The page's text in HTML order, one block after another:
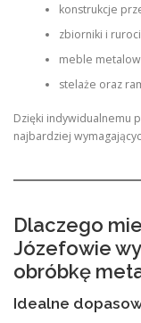
konstrukcje
zbiorniki i
meble
stelaże oraz
Dzięki indywidualnemu
najbardziej
Dlaczego
Józefowie
obróbkę
Idealne